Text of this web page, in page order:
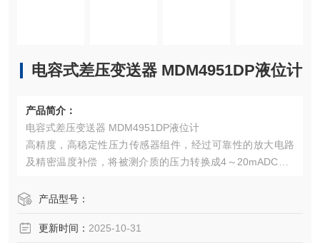
电容式差压变送器 MDM4951DP液位计
产品简介：
电容式差压变送器 MDM4951DP液位计
高精度，高稳定性压力传感器组件，经过可靠性的放大电路
及精密温度补偿，将被测介质的压力转换成4～20mADC、0
感器、封装技术以及*的装配工艺确保了该产品的优异质量和
产品型号：
更新时间： 2025-10-31